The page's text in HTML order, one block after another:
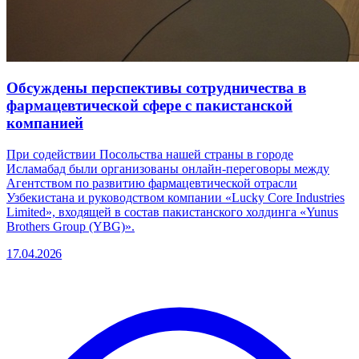
Обсуждены перспективы сотрудничества в
фармацевтической сфере с пакистанской
компанией
При содействии Посольства нашей страны в городе
Исламабад были организованы онлайн-переговоры между
Агентством по развитию фармацевтической отрасли
Узбекистана и руководством компании «Lucky Core Industries
Limited», входящей в состав пакистанского холдинга «Yunus
Brothers Group (YBG)».
17.04.2026